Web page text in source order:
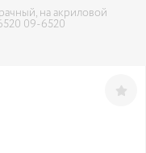
на акриловой
09-6520